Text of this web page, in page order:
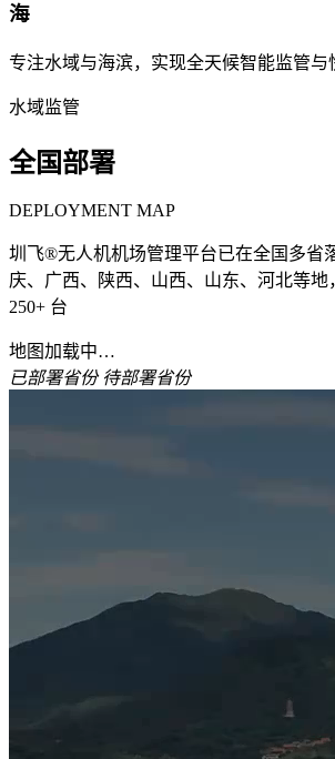
海
专注水域与海滨，实现全天候智能监管与
水域监管
全国部署
DEPLOYMENT MAP
圳飞®无人机机场管理平台已在全国多省
庆、广西、陕西、山西、山东、河北等地
250+ 台
地图加载中…
已部署省份 待部署省份